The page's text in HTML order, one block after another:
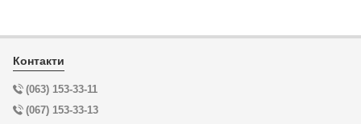
Контакти
(063) 153-33-11
(067) 153-33-13